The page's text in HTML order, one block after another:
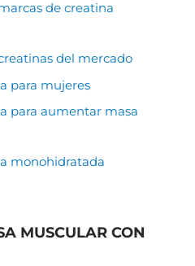
de creatina
del mercado
para mujeres
para aumentar masa
monohidratada
MUSCULAR CON